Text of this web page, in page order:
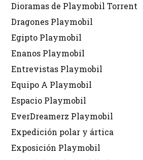
Dioramas de Playmobil Torrent
Dragones Playmobil
Egipto Playmobil
Enanos Playmobil
Entrevistas Playmobil
Equipo A Playmobil
Espacio Playmobil
EverDreamerz Playmobil
Expedición polar y ártica
Exposición Playmobil